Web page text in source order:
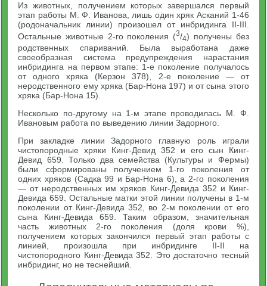
Из животных, получением которых завершался первый
этап работы М. Ф. Иванова, лишь один хряк Асканий 1-46
(родоначальник линии) произошел от инбридинга II-III.
Остальные животные 2-го поколения (3/4) получены без
родственных спариваний. Была выработана даже
своеобразная система предупреждения нарастания
инбридинга на первом этапе: 1-е поколение получалось
от одного хряка (Керзон 378), 2-е поколение — от
неродственного ему хряка (Бар-Нона 197) и от сына этого
хряка (Бар-Нона 15).
Несколько по-другому на 1-м этапе проводилась М. Ф.
Ивановым работа по выведению линии Задорного.
При закладке линии Задорного главную роль играли
чистопородные хряки Кинг-Девид 352 и его сын Кинг-
Девид 659. Только два семейства (Культуры и Фермы)
были сформированы получением 1-го поколения от
одних хряков (Садка 99 и Бар-Нона 6), а 2-го поколения
— от неродственных им хряков Кинг-Девида 352 и Кинг-
Девида 659. Остальные матки этой линии получены в 1-м
поколении от Кинг-Девида 352, во 2-м поколении от его
сына Кинг-Девида 659. Таким образом, значительная
часть животных 2-го поколения (доля крови %),
получением которых закончился первый этап работы с
линией, произошла при инбридинге II-II на
чистопородного Кинг-Девида 352. Это достаточно тесный
инбридинг, но не теснейший.